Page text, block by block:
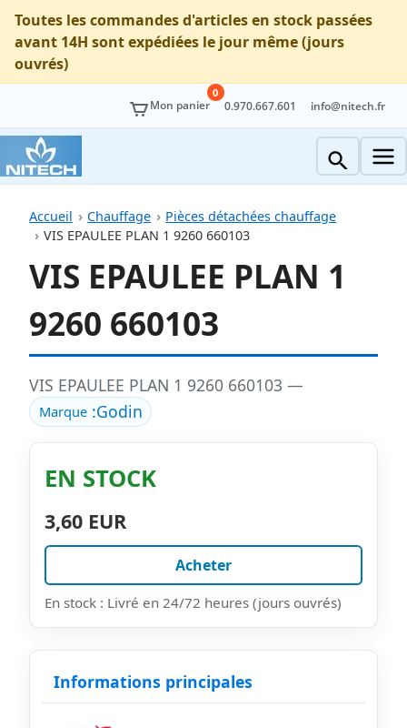
Toutes les commandes d'articles en stock passées
avant 14H sont expédiées le jour même (jours
ouvrés)
Mon panier
0
0.970.667.601 info@nitech.fr
Accueil Chauffage
Pièces détachées chauffage
VIS EPAULEE PLAN 1 9260 660103
VIS EPAULEE PLAN 1
9260 660103
VIS EPAULEE PLAN 1 9260 660103 —
Marque:Godin
EN STOCK
3,60 EUR
Acheter
En stock : Livré en 24/72 heures (jours ouvrés)
Informations principales